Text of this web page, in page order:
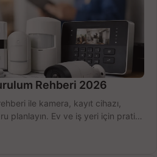
Rehberi 2026
ile kamera, kayıt cihazı,
planlayın. Ev ve iş yeri için pratik